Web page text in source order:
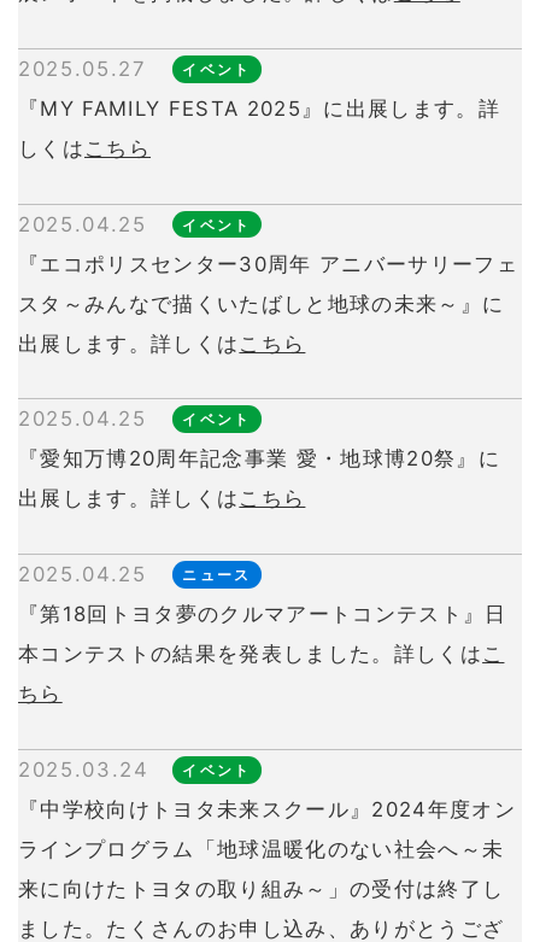
2025.05.27 イベント
『MY FAMILY FESTA 2025』に出展します。詳
しくは こちら
2025.04.25 イベント
『エコポリスセンター30周年 アニバーサリーフェ
スタ～みんなで描くいたばしと地球の未来～』に
出展します。詳しくは こちら
2025.04.25 イベント
『愛知万博20周年記念事業 愛・地球博20祭』に
出展します。詳しくは こちら
2025.04.25 ニュース
『第18回トヨタ夢のクルマアートコンテスト』日
本コンテストの結果を発表しました。詳しくは こ
ちら
2025.03.24 イベント
『中学校向けトヨタ未来スクール』2024年度オン
ラインプログラム「地球温暖化のない社会へ～未
来に向けたトヨタの取り組み～」の受付は終了し
ました。たくさんのお申し込み、ありがとうござ